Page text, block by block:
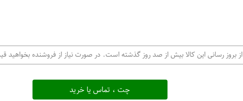
از بروز رسانی این کالا بیش از صد روز گذشته است. در صورت نیاز از فروشنده بخواهید
چت ، تماس یا خرید